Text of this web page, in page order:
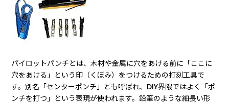
パイロットパンチとは、木材や金属に穴をあける前に「ここに
穴をあける」という印（くぼみ）をつけるための打刻工具で
す。別名「センターポンチ」とも呼ばれ、DIY界隈ではよく「ポ
ンチを打つ」という表現が使われます。鉛筆のような細長い形